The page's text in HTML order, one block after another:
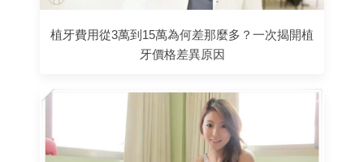
植牙費用從3萬到15萬為何差那麼多？一次揭開植
牙價格差異原因